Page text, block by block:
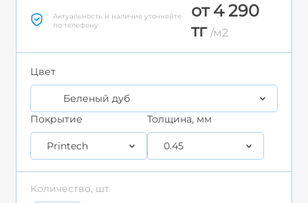
Актуальность и наличие уточняйте
по телефону
от 4 290
тг /м2
Цвет
Беленый дуб
Покрытие
Printech
Толщина, мм
0.45
Количество, шт